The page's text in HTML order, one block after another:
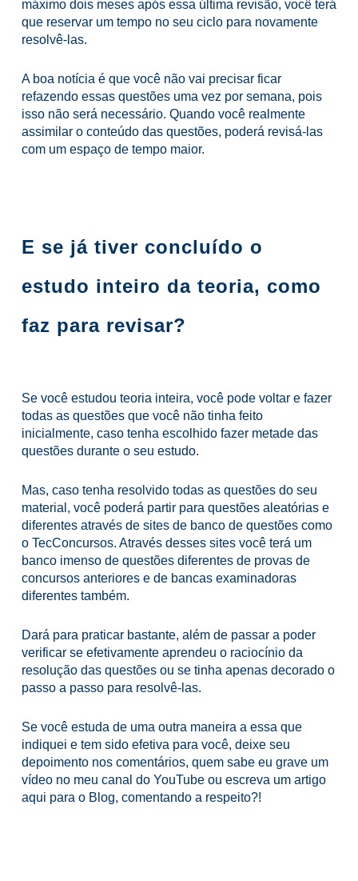
máximo dois meses após essa última revisão, você terá
que reservar um tempo no seu ciclo para novamente
resolvê-las.
A boa notícia é que você não vai precisar ficar
refazendo essas questões uma vez por semana, pois
isso não será necessário. Quando você realmente
assimilar o conteúdo das questões, poderá revisá-las
com um espaço de tempo maior.
E se já tiver concluído o
estudo inteiro da teoria, como
faz para revisar?
Se você estudou teoria inteira, você pode voltar e fazer
todas as questões que você não tinha feito
inicialmente, caso tenha escolhido fazer metade das
questões durante o seu estudo.
Mas, caso tenha resolvido todas as questões do seu
material, você poderá partir para questões aleatórias e
diferentes através de sites de banco de questões como
o TecConcursos. Através desses sites você terá um
banco imenso de questões diferentes de provas de
concursos anteriores e de bancas examinadoras
diferentes também.
Dará para praticar bastante, além de passar a poder
verificar se efetivamente aprendeu o raciocínio da
resolução das questões ou se tinha apenas decorado o
passo a passo para resolvê-las.
Se você estuda de uma outra maneira a essa que
indiquei e tem sido efetiva para você, deixe seu
depoimento nos comentários, quem sabe eu grave um
vídeo no meu canal do YouTube ou escreva um artigo
aqui para o Blog, comentando a respeito?!